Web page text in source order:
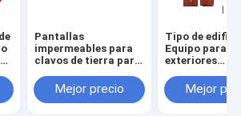
Pantallas
impermeables para
clavos de tierra para
logotipo
personalizado
Mejor precio
Tipo de
Equipo para
exteriores
basada en la
necesidad
Mejor